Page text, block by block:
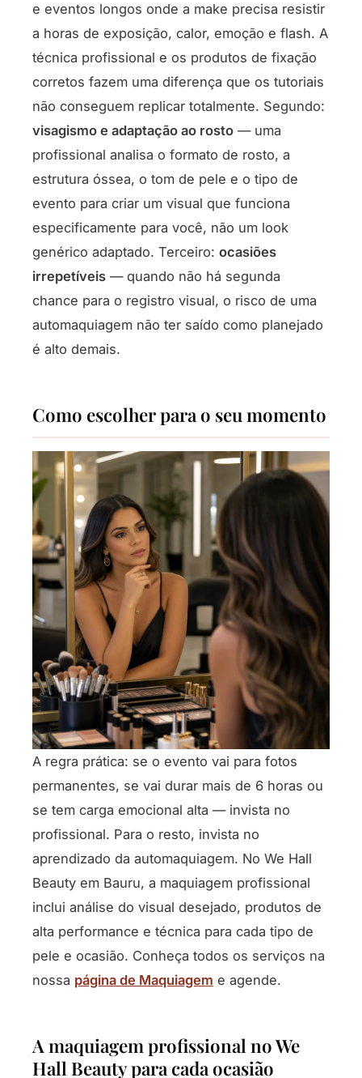
e eventos longos onde a make precisa resistir
a horas de exposição, calor, emoção e flash. A
técnica profissional e os produtos de fixação
corretos fazem uma diferença que os tutoriais
não conseguem replicar totalmente. Segundo:
visagismo e adaptação ao rosto — uma
profissional analisa o formato de rosto, a
estrutura óssea, o tom de pele e o tipo de
evento para criar um visual que funciona
especificamente para você, não um look
genérico adaptado. Terceiro: ocasiões
irrepetíveis — quando não há segunda
chance para o registro visual, o risco de uma
automaquiagem não ter saído como planejado
é alto demais.
Como escolher para o seu momento
A regra prática: se o evento vai para fotos
permanentes, se vai durar mais de 6 horas ou
se tem carga emocional alta — invista no
profissional. Para o resto, invista no
aprendizado da automaquiagem. No We Hall
Beauty em Bauru, a maquiagem profissional
inclui análise do visual desejado, produtos de
alta performance e técnica para cada tipo de
pele e ocasião. Conheça todos os serviços na
nossa página de Maquiagem e agende.
A maquiagem profissional no We
Hall Beauty para cada ocasião